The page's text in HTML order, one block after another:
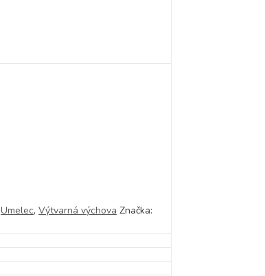
Umelec, Výtvarná výchova Značka: